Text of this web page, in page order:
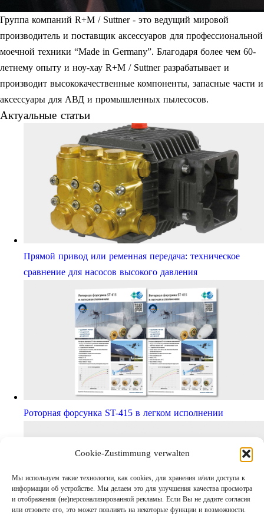
Cookie-Zustimmung verwalten
Мы используем такие технологии, как cookies, для хранения и/или доступа к
информации об устройстве. Мы делаем это для улучшения качества просмотра
и отображения (не)персонализированной рекламы. Если Вы не дадите согласия
или отзовете его, это может повлиять на некоторые функции и возможности.
Группа компаний R+M / Suttner - это ведущий мировой
производитель и поставщик аксессуаров для профессиональной
моечной техники “Made in Germany”. Благодаря более чем 60-
летнему опыту и ноу-хау R+M / Suttner разрабатывает и
производит высококачественные компоненты, запасные части и
аксессуары для АВД и промышленных пылесосов.
Актуальные статьи
Прямой привод или ременная передача: техническое
сравнение для насосов высокого давления
Роторная форсунка ST-415 в легком исполнении